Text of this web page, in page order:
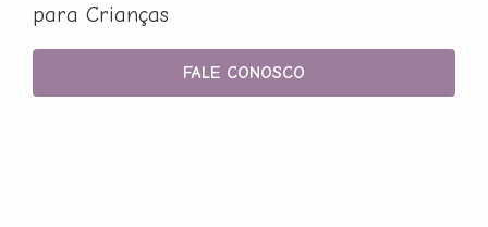
para Crianças
FALE CONOSCO